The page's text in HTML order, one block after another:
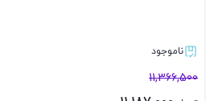
ناموجود
11,366,500